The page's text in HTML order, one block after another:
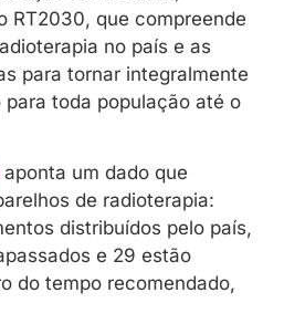
RT2030, que compreende
no país e as
para tornar integralmente
toda população até o
aponta um dado que
de radioterapia:
distribuídos pelo país,
e 29 estão
do tempo recomendado,